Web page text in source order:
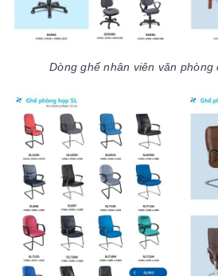
Dòng ghế nhân viên văn phòng